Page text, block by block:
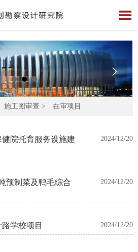


施工图审查 > 在审项目
健院托育服务设施建
2024/12/20
预制菜及鸭毛综合
2024/12/20
学校项目 2024/12/20